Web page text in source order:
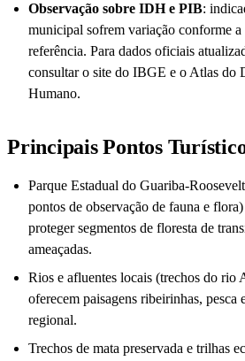
Observação sobre IDH e PIB:
municipal sofrem variação conforme a
referência. Para dados oficiais
consultar o site do IBGE e o Atlas do
Humano.
Principais Pontos
Parque Estadual do Guariba-
pontos de observação de fauna e
proteger segmentos de floresta de
ameaçadas.
Rios e afluentes locais (trechos do
oferecem paisagens ribeirinhas, pesca
regional.
Trechos de mata preservada e trilhas